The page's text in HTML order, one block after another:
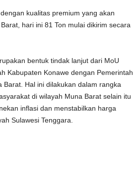
kualitas premium yang akan
hari ini 81 Ton mulai dikirim secara
bentuk tindak lanjut dari MoU
Kabupaten Konawe dengan Pemerintah
Barat. Hal ini dilakukan dalam rangka
di wilayah Muna Barat selain itu
inflasi dan menstabilkan harga
Sulawesi Tenggara.